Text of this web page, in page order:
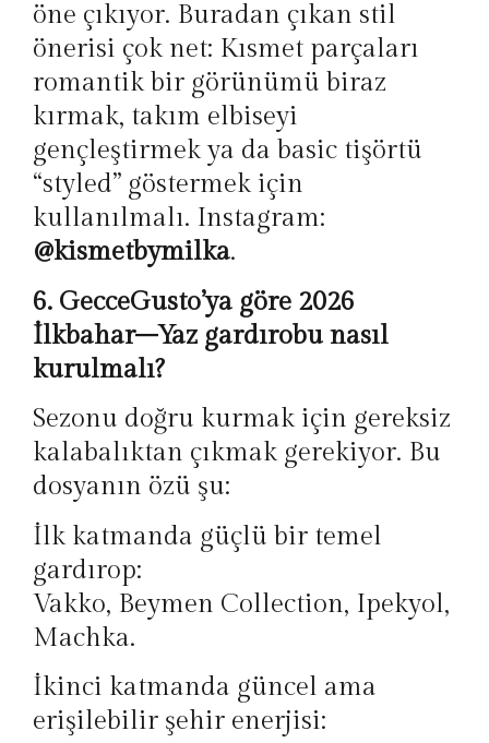
öne çıkıyor. Buradan çıkan stil
önerisi çok net: Kısmet parçaları
romantik bir görünümü biraz
kırmak, takım elbiseyi
gençleştirmek ya da basic tişörtü
“styled” göstermek için
kullanılmalı. Instagram:
@kismetbymilka.
6. GecceGusto’ya göre 2026
İlkbahar–Yaz gardırobu nasıl
kurulmalı?
Sezonu doğru kurmak için gereksiz
kalabalıktan çıkmak gerekiyor. Bu
dosyanın özü şu:
İlk katmanda güçlü bir temel
gardırop:
Vakko, Beymen Collection, Ipekyol,
Machka.
İkinci katmanda güncel ama
erişilebilir şehir enerjisi: